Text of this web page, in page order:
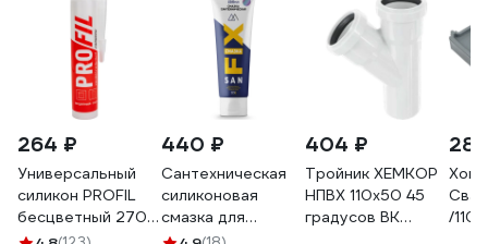
264 ₽
Универсальный
силикон PROFIL
бесцветный 270
мл 123081
440 ₽
Сантехническая
силиконовая
смазка для
раструбных и
404 ₽
Тройник ХЕМКОР
НПВХ 110x50 45
градусов ВК
/